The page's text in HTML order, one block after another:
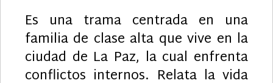
Es una trama centrada en una
familia de clase alta que vive en la
ciudad de La Paz, la cual enfrenta
conflictos internos. Relata la vida